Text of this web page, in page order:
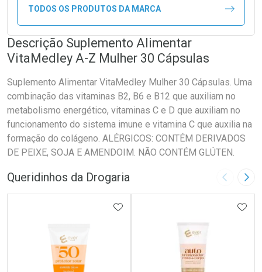
TODOS OS PRODUTOS DA MARCA
Descrição Suplemento Alimentar
VitaMedley A-Z Mulher 30 Cápsulas
Suplemento Alimentar VitaMedley Mulher 30 Cápsulas. Uma
combinação das vitaminas B2, B6 e B12 que auxiliam no
metabolismo energético, vitaminas C e D que auxiliam no
funcionamento do sistema imune e vitamina C que auxilia na
formação do colágeno. ALÉRGICOS: CONTÉM DERIVADOS
DE PEIXE, SOJA E AMENDOIM. NÃO CONTÉM GLÚTEN.
Queridinhos da Drogaria Imagem
ADICIONAR AOS FAVORITOS